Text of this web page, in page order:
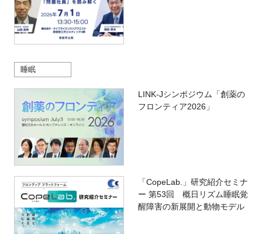
睡眠
LINK-Jシンポジウム「創薬の
フロンティア2026」
「CopeLab.」研究紹介セミナ
ー 第53回 概日リズム睡眠覚
醒障害の新展開と動物モデル